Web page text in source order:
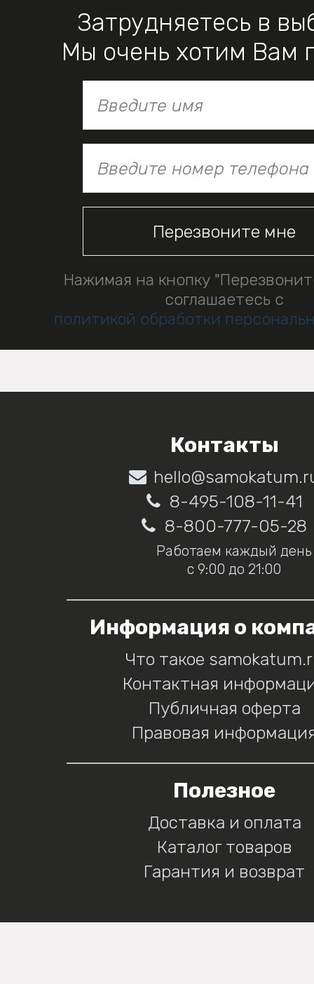
Затрудняетесь в
Мы очень хотим Вам
Нажимая на кнопку
соглашаетесь с
политикой обработки
Контакты
8-495-108-11-41
8-800-777-05-28
Работаем каждый день
с 9:00 до 21:00
Информация о
Что такое
Контактная
Публичная оферта
Правовая
Полезное
Доставка и оплата
Каталог товаров
Гарантия и возврат